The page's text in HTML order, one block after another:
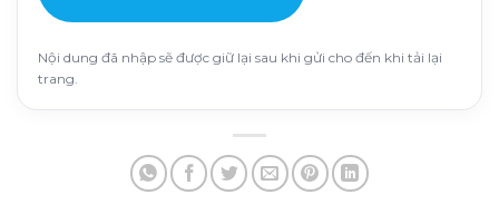
Nội dung đã nhập sẽ được giữ lại sau khi gửi cho đến khi tải lại
trang.